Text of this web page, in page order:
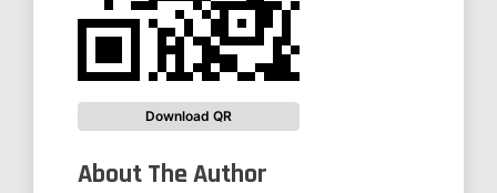
Download QR
About The Author